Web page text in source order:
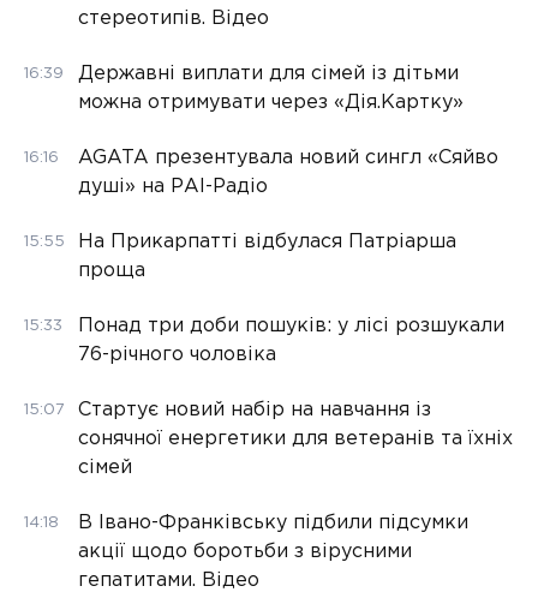
стереотипів. Відео
16:39
Державні виплати для сімей із дітьми
можна отримувати через «Дія.Картку»
16:16
AGATA презентувала новий сингл «Сяйво
душі» на РАІ-Радіо
15:55
На Прикарпатті відбулася Патріарша
проща
15:33
Понад три доби пошуків: у лісі розшукали
76-річного чоловіка
15:07
Стартує новий набір на навчання із
сонячної енергетики для ветеранів та їхніх
сімей
14:18
В Івано-Франківську підбили підсумки
акції щодо боротьби з вірусними
гепатитами. Відео